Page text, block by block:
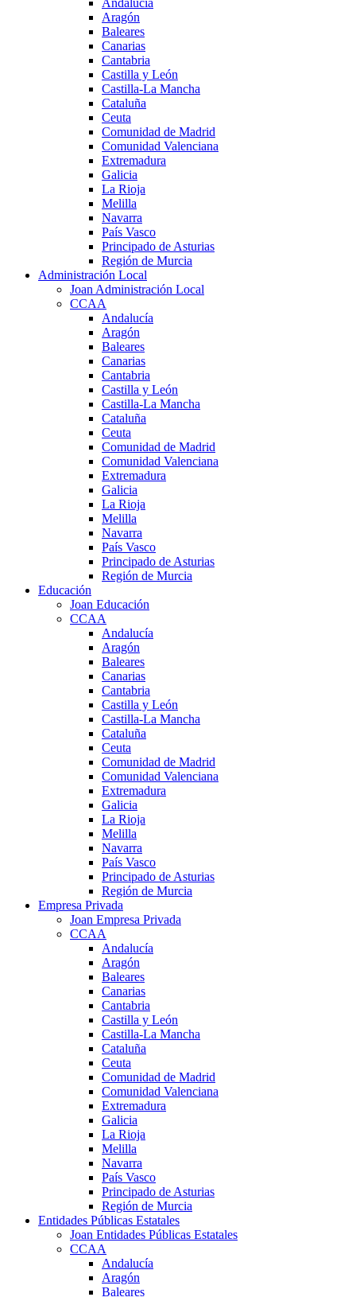
Aragón
Baleares
Canarias
Cantabria
Castilla y León
Castilla-La Mancha
Cataluña
Ceuta
Comunidad de Madrid
Comunidad Valenciana
Extremadura
Galicia
La Rioja
Melilla
Navarra
País Vasco
Principado de Asturias
Región de Murcia
Administración Local
Joan Administración Local
CCAA
Andalucía
Aragón
Baleares
Canarias
Cantabria
Castilla y León
Castilla-La Mancha
Cataluña
Ceuta
Comunidad de Madrid
Comunidad Valenciana
Extremadura
Galicia
La Rioja
Melilla
Navarra
País Vasco
Principado de Asturias
Región de Murcia
Educación
Joan Educación
CCAA
Andalucía
Aragón
Baleares
Canarias
Cantabria
Castilla y León
Castilla-La Mancha
Cataluña
Ceuta
Comunidad de Madrid
Comunidad Valenciana
Extremadura
Galicia
La Rioja
Melilla
Navarra
País Vasco
Principado de Asturias
Región de Murcia
Empresa Privada
Joan Empresa Privada
CCAA
Andalucía
Aragón
Baleares
Canarias
Cantabria
Castilla y León
Castilla-La Mancha
Cataluña
Ceuta
Comunidad de Madrid
Comunidad Valenciana
Extremadura
Galicia
La Rioja
Melilla
Navarra
País Vasco
Principado de Asturias
Región de Murcia
Entidades Públicas Estatales
Joan Entidades Públicas Estatales
CCAA
Andalucía
Aragón
Baleares